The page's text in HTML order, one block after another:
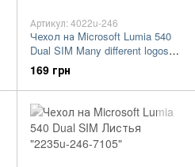
Артикул: 4022u-246
Чехол на Microsoft Lumia 540
Dual SIM Many different logos
"4022u-246-7105"
169 грн